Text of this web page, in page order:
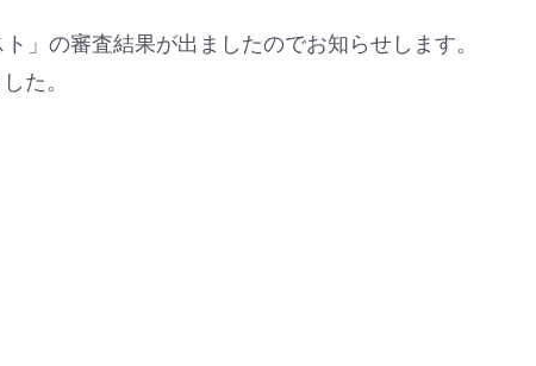
」の審査結果が出ましたのでお知らせします。
た。